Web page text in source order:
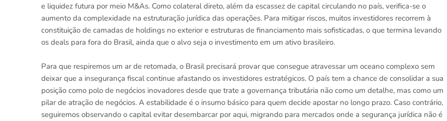
e liquidez futura por meio M&As. Como colateral direto, além da escassez de capital circulando no país, verifica-se o
aumento da complexidade na estruturação jurídica das operações. Para mitigar riscos, muitos investidores recorrem à
constituição de camadas de holdings no exterior e estruturas de financiamento mais sofisticadas, o que termina levando
os deals para fora do Brasil, ainda que o alvo seja o investimento em um ativo brasileiro.
Para que respiremos um ar de retomada, o Brasil precisará provar que consegue atravessar um oceano complexo sem
deixar que a insegurança fiscal continue afastando os investidores estratégicos. O país tem a chance de consolidar a sua
posição como polo de negócios inovadores desde que trate a governança tributária não como um detalhe, mas como um
pilar de atração de negócios. A estabilidade é o insumo básico para quem decide apostar no longo prazo. Caso contrário,
seguiremos observando o capital evitar desembarcar por aqui, migrando para mercados onde a segurança jurídica não é